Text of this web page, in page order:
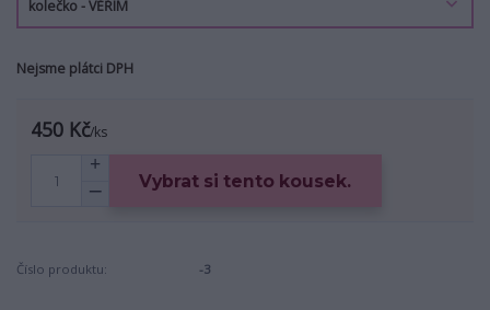
Nejsme plátci DPH
450 Kč/ks
Vybrat si tento kousek.
Číslo produktu: -3